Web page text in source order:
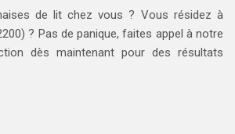
de lit chez vous ? Vous résidez à
? Pas de panique, faites appel à notre
dès maintenant pour des résultats